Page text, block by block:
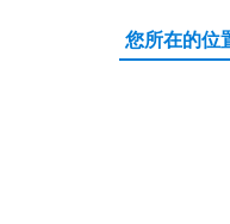
您所在的位